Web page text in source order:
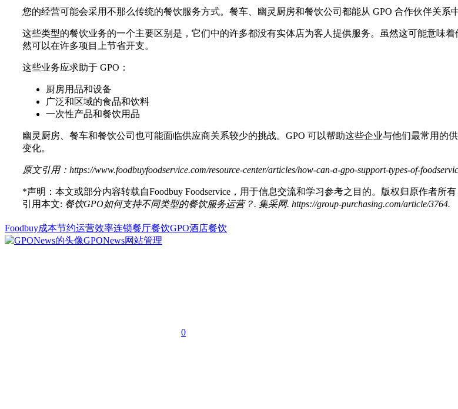
您的经营可能会采用不那么传统的餐饮服务方式。餐车、幽灵厨房和餐饮公司都能从 GPO 合作伙伴关系
这些类型的餐饮业务的一个主要区别是，它们中的许多都没有实体店为客人提供服务。虽然这可能意味
然可以在许多项目上节省开支。
这些业务应求助于 GPO：
厨房用品和设备
广泛和区域的食品和饮料
一次性产品和餐饮用品
幽灵厨房、餐车和餐饮公司也可能面临供应商关系较少的挑战。GPO 可以帮助这些企业与他们最常用
变化。
原文引用：https://www.foodbuyfoodservice.com/resource-center/articles/how-can-a-gpo-support-types-of-
*声明：本文或部分内容转载自Foodbuy Foodservice ，用于信息交流和学习参考之目的。版权归原作者所
引用本文: 餐饮GPO如何支持不同类型的餐饮服务运营？. 集采网. https://group-purchasing.com/article/3764.
Foodbuy成本节约运营效率连锁餐厅餐饮GPO酒店餐饮
GPONews网站管理
0